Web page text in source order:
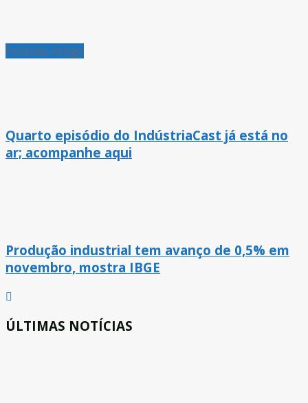
Próximo Artigo
Quarto episódio do IndústriaCast já está no
ar; acompanhe aqui
Produção industrial tem avanço de 0,5% em
novembro, mostra IBGE
ÚLTIMAS NOTÍCIAS